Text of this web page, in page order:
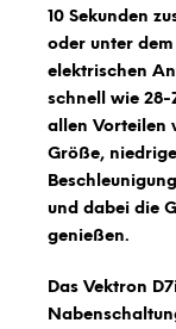
10 Sekunden
oder unter
elektrischen
schnell wie
allen Vorteilen
Größe,
und dabei die
genießen.
Das Vektron